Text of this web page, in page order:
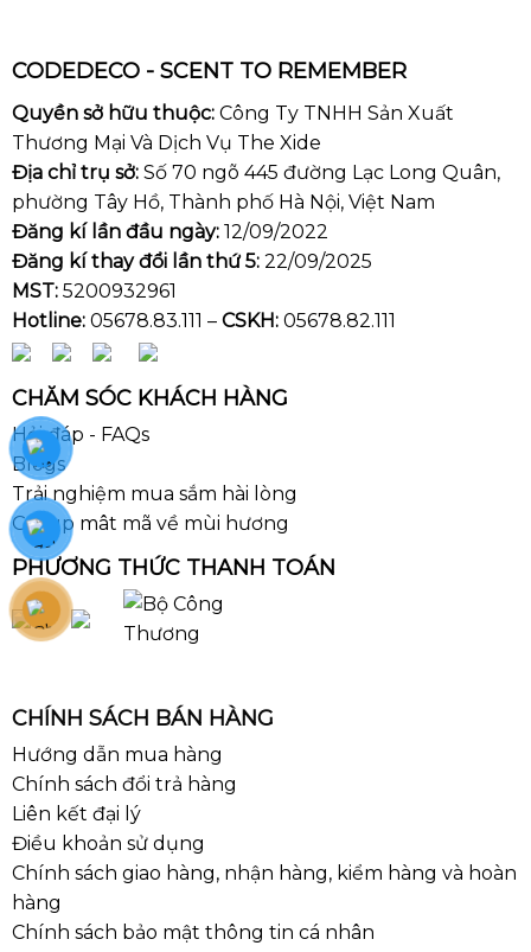
CODEDECO - SCENT TO REMEMBER
Quyền sở hữu thuộc:Công Ty TNHH Sản Xuất
Thương Mại Và Dịch Vụ The Xide
Địa chỉ trụ sở:Số 70 ngõ 445 đường Lạc Long Quân,
phường Tây Hồ, Thành phố Hà Nội, Việt Nam
Đăng kí lần đầu ngày:12/09/2022
Đăng kí thay đổi lần thứ 5:22/09/2025
MST:5200932961
Hotline:05678.83.111 – CSKH:05678.82.111
CHĂM SÓC KHÁCH HÀNG
Hỏi đáp - FAQs
Blogs
Trải nghiệm mua sắm hài lòng
Group mât mã về mùi hương
PHƯƠNG THỨC THANH TOÁN
CHÍNH SÁCH BÁN HÀNG
Hướng dẫn mua hàng
Chính sách đổi trả hàng
Liên kết đại lý
Điều khoản sử dụng
Chính sách giao hàng, nhận hàng, kiểm hàng và hoàn
hàng
Chính sách bảo mật thông tin cá nhân